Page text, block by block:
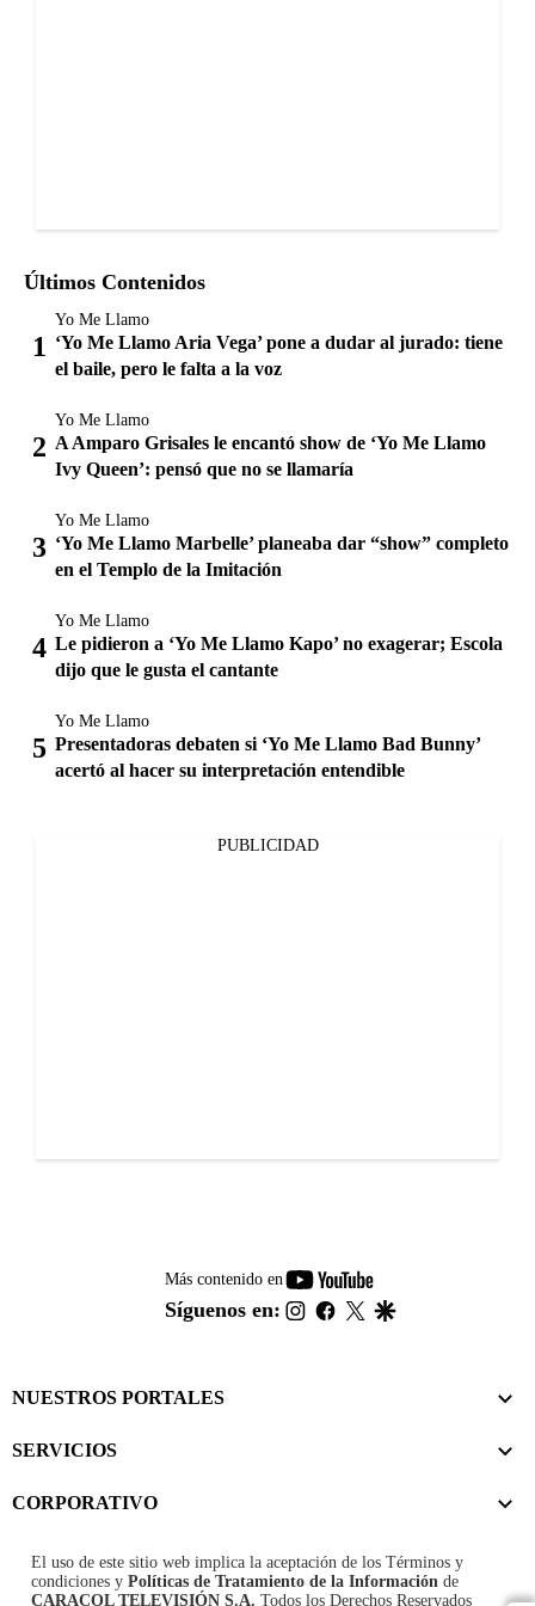
Últimos Contenidos
Yo Me Llamo
‘Yo Me Llamo Aria Vega’ pone a dudar al jurado: tiene
el baile, pero le falta a la voz
Yo Me Llamo
A Amparo Grisales le encantó show de ‘Yo Me Llamo
Ivy Queen’: pensó que no se llamaría
Yo Me Llamo
‘Yo Me Llamo Marbelle’ planeaba dar “show” completo
en el Templo de la Imitación
Yo Me Llamo
Le pidieron a ‘Yo Me Llamo Kapo’ no exagerar; Escola
dijo que le gusta el cantante
Yo Me Llamo
Presentadoras debaten si ‘Yo Me Llamo Bad Bunny’
acertó al hacer su interpretación entendible
PUBLICIDAD
Más contenido en
youtube-
footer
Síguenos en: instagram
facebook
twitter
NUESTROS PORTALES
SERVICIOS
CORPORATIVO
El uso de este sitio web implica la aceptación de los Términos y
condiciones y Políticas de Tratamiento de la Información de
CARACOL TELEVISIÓN S.A. Todos los Derechos Reservados